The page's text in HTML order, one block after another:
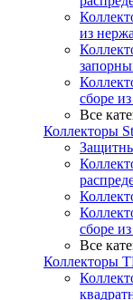
из
сборе
Все
Коллекторы
сборе
Все
Коллекторы